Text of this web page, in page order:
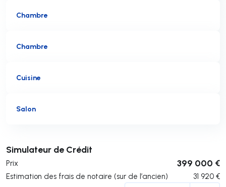
Chambre
Chambre
Cuisine
Salon
Simulateur de Crédit
Prix 399 000 €
Estimation des frais de notaire (sur de l’ancien) 31 920 €
Soumettre